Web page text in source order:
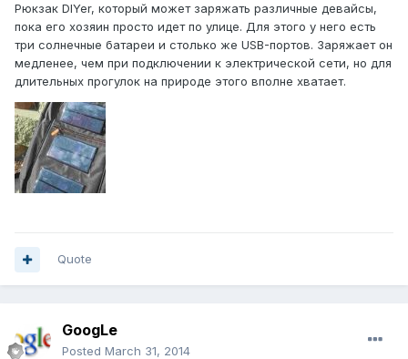
Рюкзак DIYer, который может заряжать различные девайсы,
пока его хозяин просто идет по улице. Для этого у него есть
три солнечные батареи и столько же USB-портов. Заряжает он
медленее, чем при подключении к электрической сети, но для
длительных прогулок на природе этого вполне хватает.
Quote
GoogLe
Posted March 31, 2014